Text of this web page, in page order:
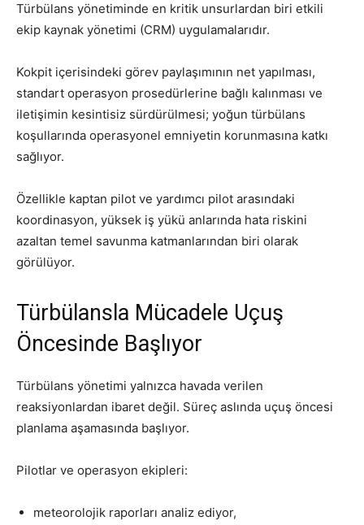
Türbülans yönetiminde en kritik unsurlardan biri etkili
ekip kaynak yönetimi (CRM) uygulamalarıdır.
Kokpit içerisindeki görev paylaşımının net yapılması,
standart operasyon prosedürlerine bağlı kalınması ve
iletişimin kesintisiz sürdürülmesi; yoğun türbülans
koşullarında operasyonel emniyetin korunmasına katkı
sağlıyor.
Özellikle kaptan pilot ve yardımcı pilot arasındaki
koordinasyon, yüksek iş yükü anlarında hata riskini
azaltan temel savunma katmanlarından biri olarak
görülüyor.
Türbülansla Mücadele Uçuş
Öncesinde Başlıyor
Türbülans yönetimi yalnızca havada verilen
reaksiyonlardan ibaret değil. Süreç aslında uçuş öncesi
planlama aşamasında başlıyor.
Pilotlar ve operasyon ekipleri:
meteorolojik raporları analiz ediyor,